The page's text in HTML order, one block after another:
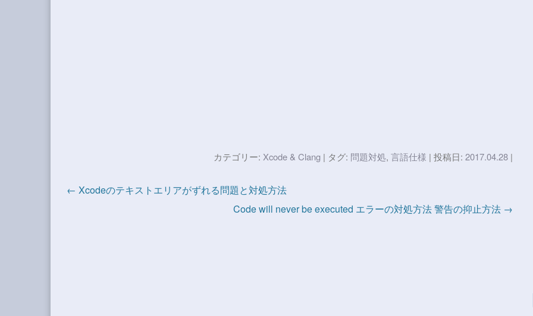
カテゴリー: Xcode & Clang | タグ: 問題対処,言語仕様 | 投稿日:2017.04.28 |
← Xcodeのテキストエリアがずれる問題と対処方法
Code will never be executed エラーの対処方法 警告の抑止方法 →